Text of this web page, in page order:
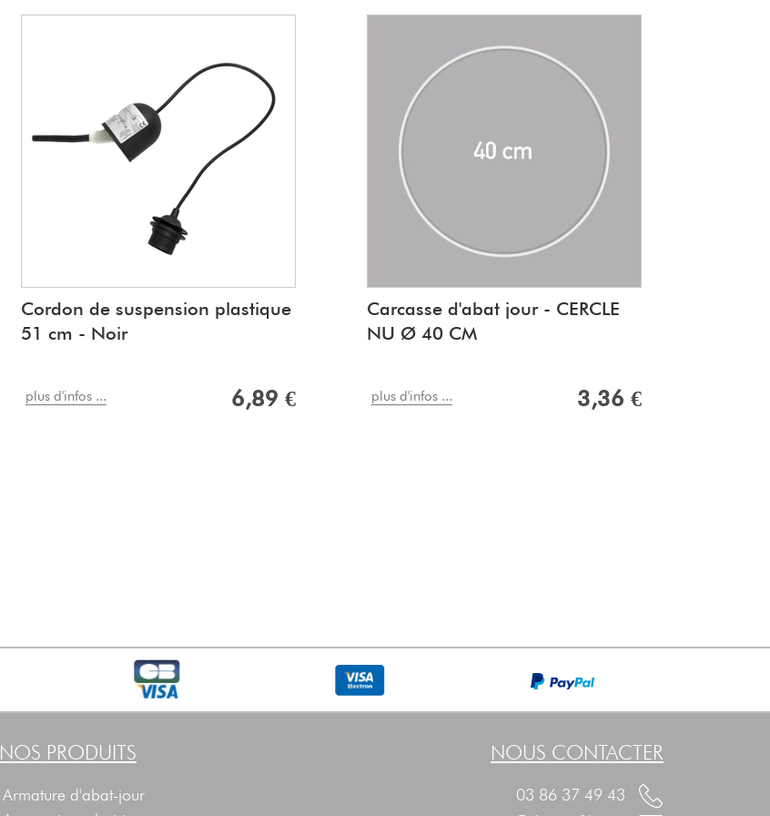
Cordon de suspension plastique
51 cm - Noir
plus d'infos ... 6,89 €
Carcasse d'abat jour - CERCLE
NU Ø 40 CM
plus d'infos ... 3,36 €
NOS PRODUITS
Armature d'abat-jour
NOUS CONTACTER
03 86 37 49 43